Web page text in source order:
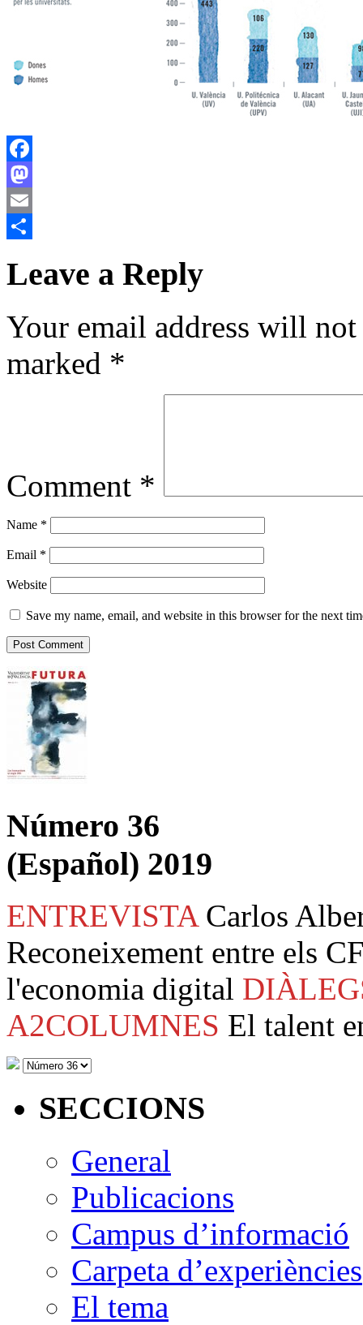
Facebook
Mastodon
Email
Leave a Reply
Your email address will
marked *
Comment *
Name *
Email *
Website
Save my name, email, and website in this browser for the next
Número 36
(Español) 2019
ENTREVISTA Carlos
Reconeixement entre els
l'economia digital
A2COLUMNES El talent
SECCIONS
General
Publicacions
Campus d’informació
Carpeta d’experiències
El tema